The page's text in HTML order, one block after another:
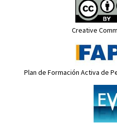
Creative
Plan de Formación Activa de